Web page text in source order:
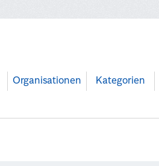
Organisationen Kategorien